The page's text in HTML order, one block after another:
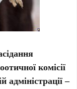
комісії
адміністрації –